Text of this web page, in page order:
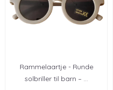
Rammelaartje - Runde
solbriller til barn – ...